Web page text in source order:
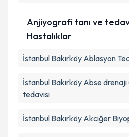
Anjiyografi tanı ve
Hastalıklar
İstanbul Bakırköy Ablasyon
İstanbul Bakırköy Abse drenajı
tedavisi
İstanbul Bakırköy Akciğer